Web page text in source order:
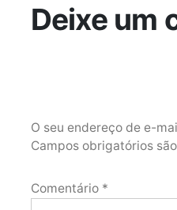
Deixe um
O seu endereço de e-
Campos obrigatórios
Comentário *